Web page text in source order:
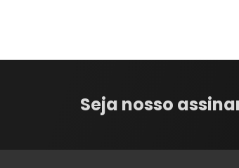
Seja nosso